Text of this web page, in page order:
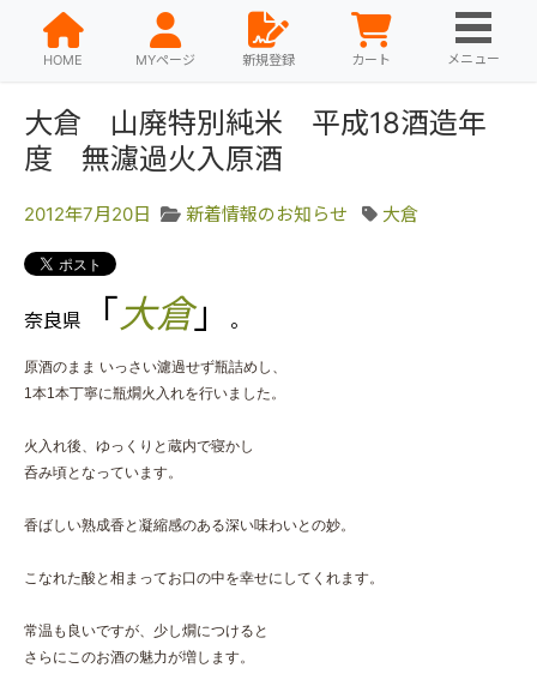
HOME MYページ 新規登録 カート メニュー
大倉 山廃特別純米 平成18酒造年
度 無濾過火入原酒
2012年7月20日 新着情報のお知らせ 大倉
奈良県 「大倉」 。
原酒のまま いっさい濾過せず瓶詰めし、
1本1本丁寧に瓶燗火入れを行いました。
火入れ後、ゆっくりと蔵内で寝かし
呑み頃となっています。
香ばしい熟成香と凝縮感のある深い味わいとの妙。
こなれた酸と相まってお口の中を幸せにしてくれます。
常温も良いですが、少し燗につけると
さらにこのお酒の魅力が増します。